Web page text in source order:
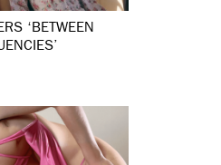
‘BETWEEN